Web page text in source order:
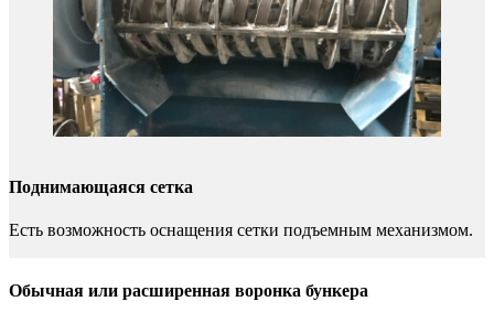
Поднимающаяся сетка
Есть возможность оснащения сетки подъемным механизмом.
Обычная или расширенная воронка бункера